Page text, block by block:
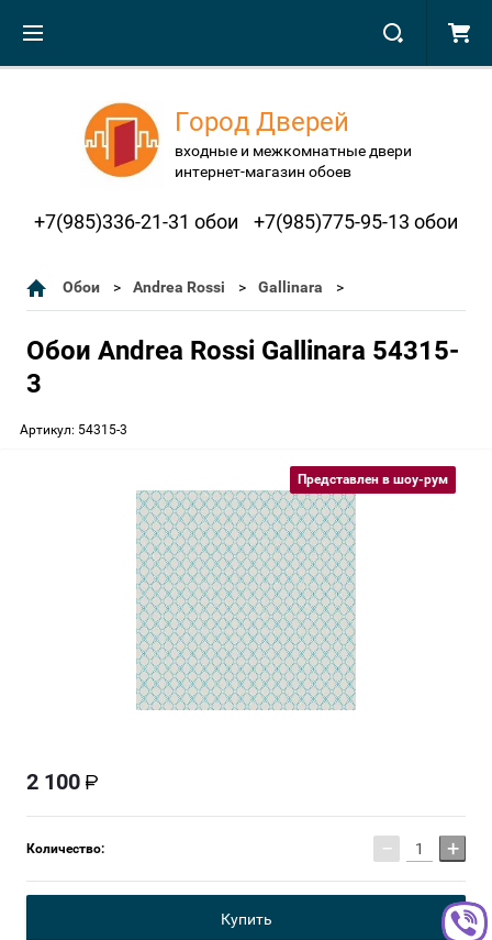
Город Дверей
входные и межкомнатные двери
интернет-магазин обоев
+7(985)336-21-31 обои +7(985)775-95-13 обои
Обои Andrea Rossi Gallinara
Обои Andrea Rossi Gallinara 54315-
3
Артикул: 54315-3
Представлен в шоу-рум
2 100
Количество: − +
Купить